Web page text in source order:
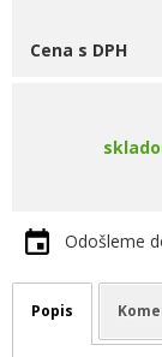
Cena s DPH
Odošleme
Popis